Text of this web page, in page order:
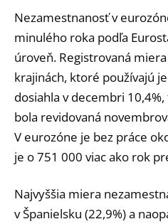
Nezamestnanosť v
minulého roka podľa
úroveň. Registrovaná
krajinách, ktoré používajú
dosiahla v decembri
bola revidovaná
V eurozóne je bez práce
je o 751 000 viac ako rok
Najvyššia miera
v Španielsku (22,9%) a